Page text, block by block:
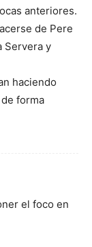
anteriores.
de Pere
Servera y
haciendo
forma
el foco en